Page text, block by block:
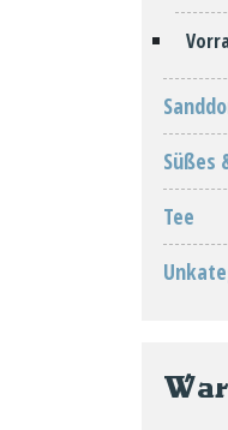
Süßes
Tee